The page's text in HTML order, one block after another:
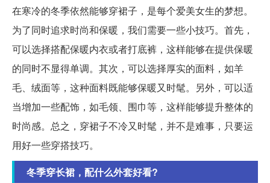
在寒冷的冬季依然能够穿裙子，是每个爱美女生的梦想。
为了同时追求时尚和保暖，我们需要一些小技巧。首先，
可以选择搭配保暖内衣或者打底裤，这样能够在提供保暖
的同时不显得单调。其次，可以选择厚实的面料，如羊
毛、绒面等，这种面料既能够保暖又时髦。另外，可以适
当增加一些配饰，如毛领、围巾等，这样能够提升整体的
时尚感。总之，穿裙子不冷又时髦，并不是难事，只要运
用好一些穿搭技巧。
冬季穿长裙，配什么外套好看?